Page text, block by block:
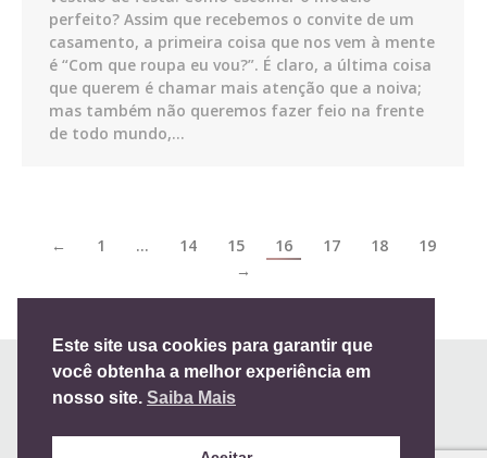
perfeito? Assim que recebemos o convite de um
casamento, a primeira coisa que nos vem à mente
é “Com que roupa eu vou?”. É claro, a última coisa
que querem é chamar mais atenção que a noiva;
mas também não queremos fazer feio na frente
de todo mundo,…
← 1 … 14 15 16 17 18
19
→
Este site usa cookies para garantir que
você obtenha a melhor experiência em
nosso site. Saiba Mais